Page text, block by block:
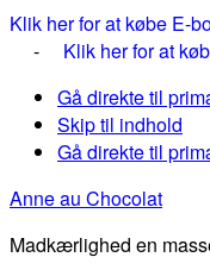
Klik her for at købe E-
- Klik her for at
Gå direkte til
Skip til indhold
Gå direkte til
Anne au Chocolat
Madkærlighed en